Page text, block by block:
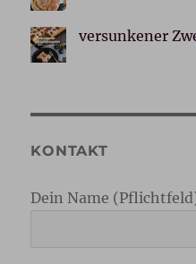
versunkener
KONTAKT
Dein Name